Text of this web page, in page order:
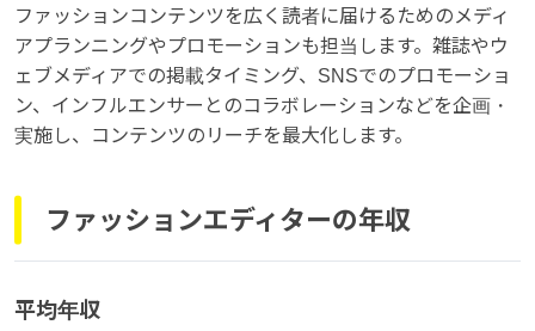
ファッションコンテンツを広く読者に届けるためのメディ
アプランニングやプロモーションも担当します。雑誌やウ
ェブメディアでの掲載タイミング、SNSでのプロモーショ
ン、インフルエンサーとのコラボレーションなどを企画・
実施し、コンテンツのリーチを最大化します。
ファッションエディターの年収
平均年収